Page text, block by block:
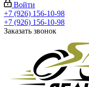
Войти
+7 (926) 156-10-98
+7 (926) 156-10-98
Заказать звонок